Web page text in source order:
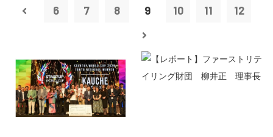
6 7 8 9 10 11 12